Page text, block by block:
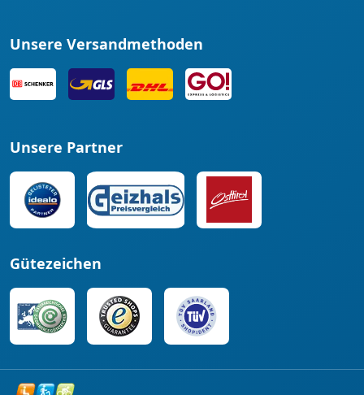
Unsere Versandmethoden
Unsere Partner
Gütezeichen